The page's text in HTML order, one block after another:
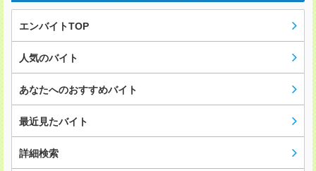
エンバイトTOP
人気のバイト
あなたへのおすすめバイト
最近見たバイト
詳細検索